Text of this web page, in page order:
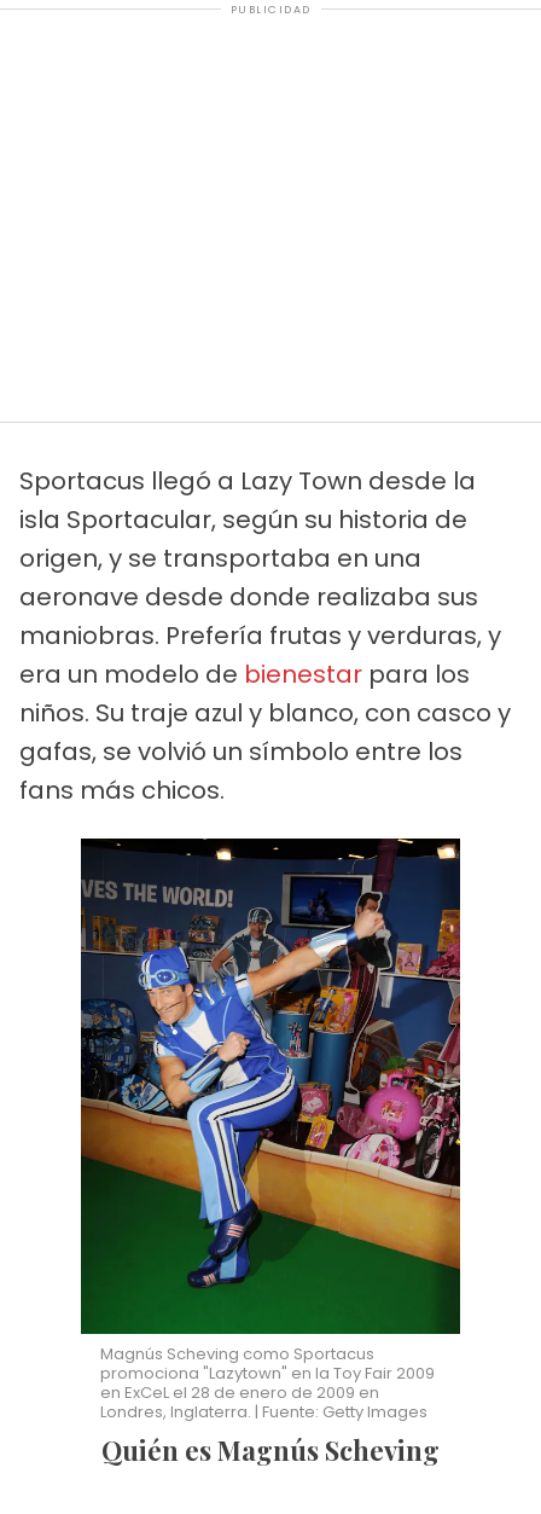
PUBLICIDAD
Sportacus llegó a Lazy Town desde la
isla Sportacular, según su historia de
origen, y se transportaba en una
aeronave desde donde realizaba sus
maniobras. Prefería frutas y verduras, y
era un modelo de bienestar para los
niños. Su traje azul y blanco, con casco y
gafas, se volvió un símbolo entre los
fans más chicos.
Magnús Scheving como Sportacus
promociona "Lazytown" en la Toy Fair 2009
en ExCeL el 28 de enero de 2009 en
Londres, Inglaterra. | Fuente: Getty Images
Quién es Magnús Scheving